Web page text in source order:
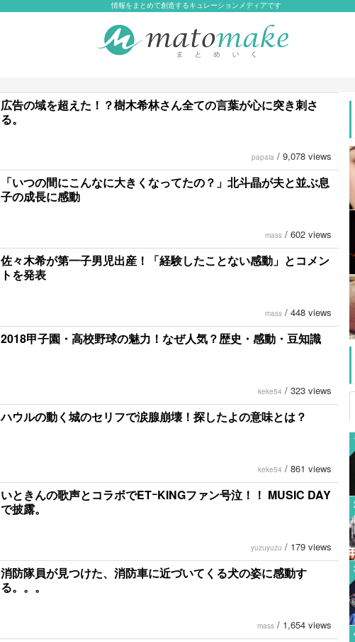
情報をまとめて創造するキュレーションメディアです
広告の域を超えた！？樹木希林さん全ての言葉が心に突き刺さ
る。
papaia / 9,078 views
「いつの間にこんなに大きくなってたの？」北斗晶が夫と並ぶ息
子の成長に感動
mass / 602 views
佐々木希が第一子男児出産！「経験したことない感動」とコメン
トを発表
mass / 448 views
2018甲子園・高校野球の魅力！なぜ人気？歴史・感動・豆知識
keke54 / 323 views
ハウルの動く城のセリフで涙腺崩壊！探したよの意味とは？
keke54 / 861 views
いときんの歌声とコラボでETｰKINGファン号泣！！ MUSIC DAY
で披露。
yuzuyuzu / 179 views
消防隊員が見つけた、消防車に近づいてくる犬の姿に感動す
る。。。
mass / 1,654 views